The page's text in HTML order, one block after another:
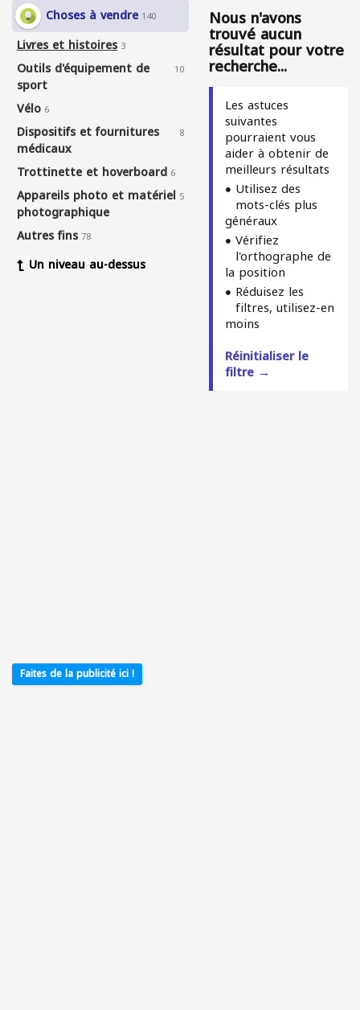
Choses à vendre 140
Livres et histoires 3
Outils d'équipement de
sport
10
Vélo 6
Dispositifs et fournitures
médicaux
8
Trottinette et hoverboard 6
Appareils photo et matériel
photographique
5
Autres fins78
Un niveau au-dessus
Faites de la publicité ici !
Nous n'avons
trouvé aucun
résultat pour votre
recherche...
Les astuces
suivantes
pourraient vous
aider à obtenir de
meilleurs résultats
Utilisez des
mots-clés plus
généraux
Vérifiez
l'orthographe de
la position
Réduisez les
filtres, utilisez-en
moins
Réinitialiser le
filtre →